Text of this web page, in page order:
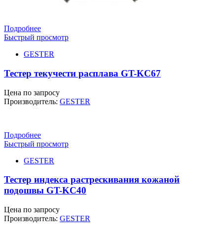
Подробнее
Быстрый просмотр
GESTER
Тестер текучести расплава GT-KC67
Цена по запросу
Производитель: GESTER
Подробнее
Быстрый просмотр
GESTER
Тестер индекса растрескивания кожаной
подошвы GT-KC40
Цена по запросу
Производитель: GESTER